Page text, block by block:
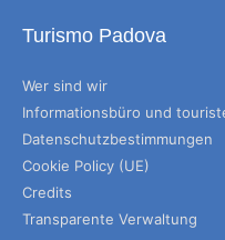
Turismo Padova
Wer sind wir
Informationsbüro und
Datenschutzbestimmungen
Cookie Policy (UE)
Credits
Transparente Verwaltung